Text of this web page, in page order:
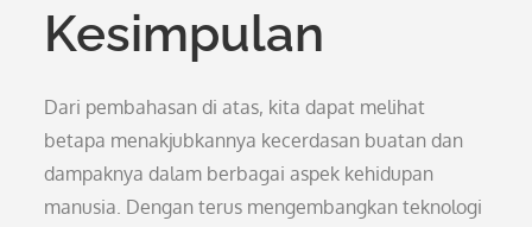
Kesimpulan
Dari pembahasan di atas, kita dapat melihat
betapa menakjubkannya kecerdasan buatan dan
dampaknya dalam berbagai aspek kehidupan
manusia. Dengan terus mengembangkan teknologi